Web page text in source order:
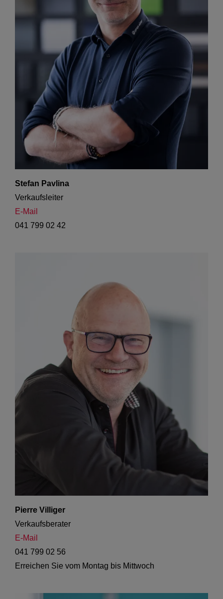
Stefan Pavlina
Verkaufsleiter
E-Mail
041 799 02 42
Pierre Villiger
Verkaufsberater
E-Mail
041 799 02 56
Erreichen Sie vom Montag bis Mittwoch